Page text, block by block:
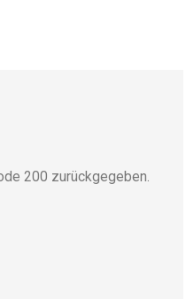
200 zurückgegeben.